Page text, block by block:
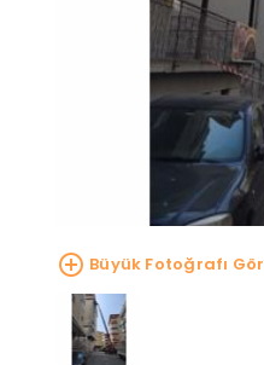
Büyük Fotoğrafı Gör